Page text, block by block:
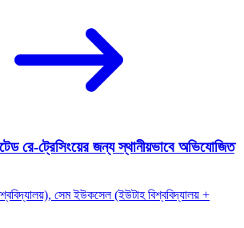
রে-ট্রেসিংয়ের জন্য স্থানীয়ভাবে অভিযোজিত
সেম ইউকসেল (ইউটাহ বিশ্ববিদ্যালয় +